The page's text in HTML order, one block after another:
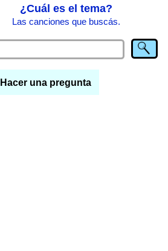
¿Cuál es el tema?
Las canciones que buscás.
Hacer una pregunta